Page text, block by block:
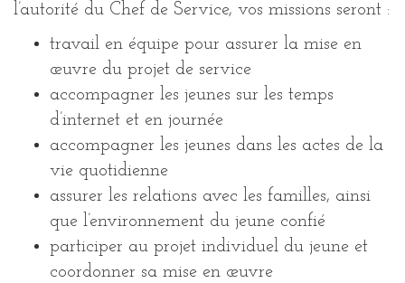
l’autorité du Chef de Service, vos missions seront :
travail en équipe pour assurer la mise en
œuvre du projet de service
accompagner les jeunes sur les temps
d’internet et en journée
accompagner les jeunes dans les actes de la
vie quotidienne
assurer les relations avec les familles, ainsi
que l’environnement du jeune confié
participer au projet individuel du jeune et
coordonner sa mise en œuvre